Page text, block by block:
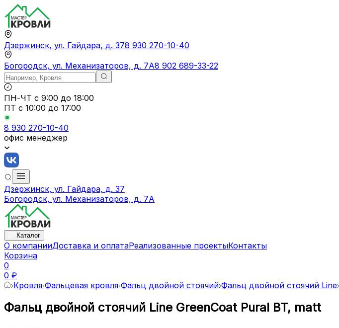
Дзержинск, ул. Гайдара, д. 378 930 270-10-40
Богородск, ул. Механизаторов, д. 7А8 902 689-33-22
ПН-ЧТ с 9:00 до 18:00
ПТ с 10:00 до 17:00
8 930 270-10-40
офис менеджер
Дзержинск, ул. Гайдара, д. 37
Богородск, ул. Механизаторов, д. 7А
Каталог
О компанииДоставка и оплатаРеализованные проектыКонтакты
Корзина
0
0 ₽
Кровля Фальцевая кровля Фальц двойной стоячий Фальц двойной стоячий Line
Фальц двойной стоячий Line GreenCoat Pural BT, matt